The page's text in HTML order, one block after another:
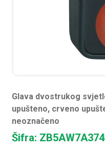
Glava dvostrukog
upušteno, crveno
neoznačeno
Šifra: